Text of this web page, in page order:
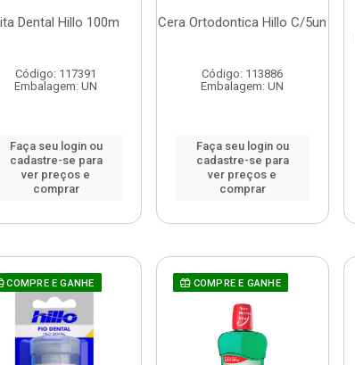
Dental Hillo 100m
Código: 117391
Embalagem: UN
Faça seu login ou
cadastre-se para
ver preços e
comprar
Cera Ortodontica Hillo C/5un
Código: 113886
Embalagem: UN
Faça seu login ou
cadastre-se para
ver preços e
comprar
COMPRE E GANHE COMPRE E GANHE